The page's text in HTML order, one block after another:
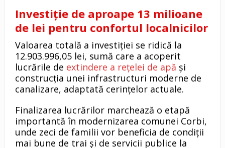
Investiție de aproape 13 milioane
de lei pentru confortul localnicilor
Valoarea totală a investiției se ridică la
12.903.996,05 lei, sumă care a acoperit
lucrările de extindere a rețelei de apă și
construcția unei infrastructuri moderne de
canalizare, adaptată cerințelor actuale.
Finalizarea lucrărilor marchează o etapă
importantă în modernizarea comunei Corbi,
unde zeci de familii vor beneficia de condiții
mai bune de trai și de servicii publice la